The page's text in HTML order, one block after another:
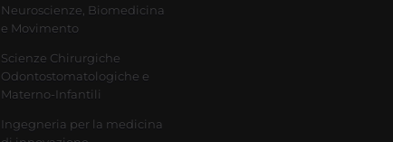
Neuroscienze, Biomedicina
e Movimento
Scienze Chirurgiche
Odontostomatologiche e
Materno-Infantili
Ingegneria per la medicina